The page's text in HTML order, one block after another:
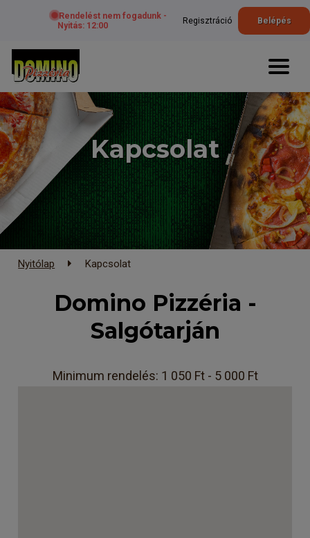
Rendelést nem fogadunk -
Nyitás: 12:00
Regisztráció Belépés
Kapcsolat
Nyitólap Kapcsolat
Domino Pizzéria -
Salgótarján
Minimum rendelés: 1 050 Ft - 5 000 Ft